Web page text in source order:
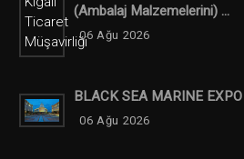
(ambalaj Malzemelerini) ...
06 Ağu 2026
BLACK SEA MARINE
06 Ağu 2026